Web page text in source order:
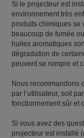
Si le projecteur est
environnement très
produits chimiques se
beaucoup de fumée
huiles aromatiques
dégradation de
peuvent se rompre et
Nous recommandons
par l’utilisateur, soit
fonctionnement sûr et
Si vous avez des
projecteur est installé